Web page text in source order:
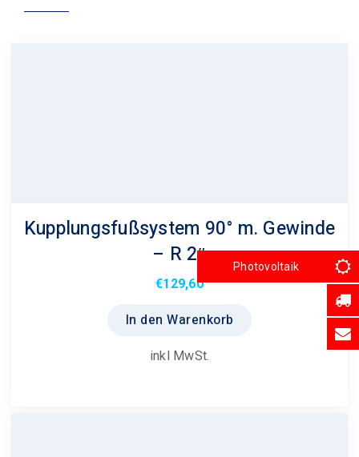
Kupplungsfußsystem 90° m. Gewinde
– R 2″
€129,60
In den Warenkorb
inkl MwSt.
Photovoltaik